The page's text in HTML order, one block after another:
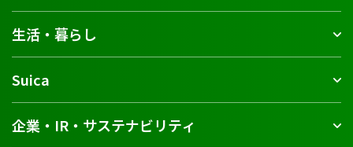
生活・暮らし
Suica
企業・IR・サステナビリティ